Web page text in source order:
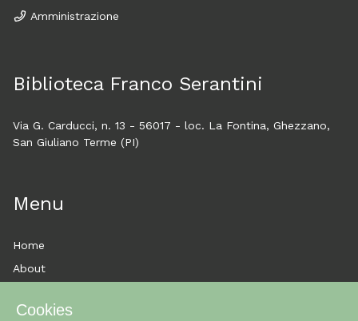
Amministrazione
Biblioteca Franco Serantini
Via G. Carducci, n. 13 - 56017 - loc. La Fontina, Ghezzano,
San Giuliano Terme (PI)
Menu
Home
About
News
Cookies